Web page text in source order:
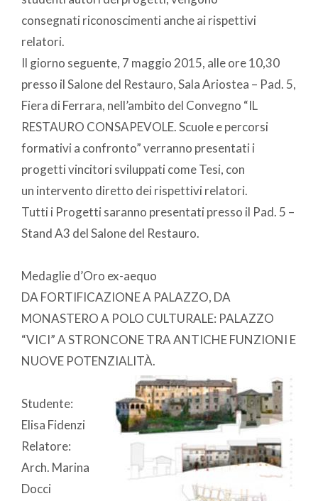
consegnati riconoscimenti anche ai rispettivi
relatori.
Il giorno seguente, 7 maggio 2015, alle ore 10,30
presso il Salone del Restauro, Sala Ariostea – Pad. 5,
Fiera di Ferrara, nell’ambito del Convegno “IL
RESTAURO CONSAPEVOLE. Scuole e percorsi
formativi a confronto” verranno presentati i
progetti vincitori sviluppati come Tesi, con
un intervento diretto dei rispettivi relatori.
Tutti i Progetti saranno presentati presso il Pad. 5 –
Stand A3 del Salone del Restauro.
Medaglie d’Oro ex-aequo
DA FORTIFICAZIONE A PALAZZO, DA
MONASTERO A POLO CULTURALE: PALAZZO
“VICI” A STRONCONE TRA ANTICHE FUNZIONI E
NUOVE POTENZIALITÀ.
Studente:
Elisa Fidenzi
Relatore:
Arch. Marina
Docci